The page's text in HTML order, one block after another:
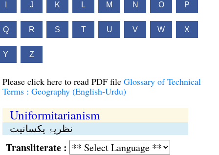
J K L M N O P
Q R S T U V W X
Y Z
Please click here to read PDF file Glossary of Technical
Terms : Geography (English-Urdu)
Uniformitarianism
نظریۂ یکسانیت
: